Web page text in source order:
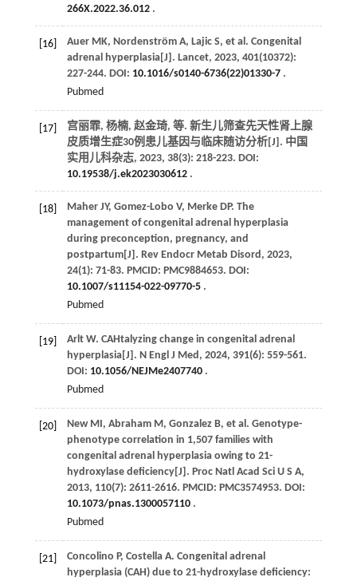
266X.2022.36.012.
[16] Auer MK, Nordenström A, Lajic S, et al . Congenital
adrenal hyperplasia[J]. Lancet, 2023, 401(10372):
227-244. DOI: 10.1016/s0140-6736(22)01330-7.
Pubmed
[17] 宫丽霏, 杨楠, 赵金琦, 等. 新生儿筛查先天性肾上腺
皮质增生症30例患儿基因与临床随访分析[J]. 中国
实用儿科杂志, 2023, 38(3): 218-223. DOI:
10.19538/j.ek2023030612.
[18] Maher JY, Gomez-Lobo V, Merke DP. The
management of congenital adrenal hyperplasia
during preconception, pregnancy, and
postpartum[J]. Rev Endocr Metab Disord , 2023,
24(1): 71-83. PMCID: PMC9884653. DOI:
10.1007/s11154-022-09770-5.
Pubmed
[19] Arlt W. CAHtalyzing change in congenital adrenal
hyperplasia[J]. N Engl J Med , 2024, 391(6): 559-561.
DOI: 10.1056/NEJMe2407740.
Pubmed
[20] New MI , Abraham M , Gonzalez B, et al . Genotype-
phenotype correlation in 1,507 families with
congenital adrenal hyperplasia owing to 21-
hydroxylase deficiency[J]. Proc Natl Acad Sci U S A,
2013, 110(7): 2611-2616. PMCID: PMC3574953. DOI:
10.1073/pnas.1300057110.
Pubmed
[21] Concolino P, Costella A. Congenital adrenal
hyperplasia (CAH) due to 21-hydroxylase deficiency: